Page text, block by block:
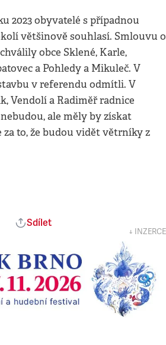
2023 obyvatelé s případnou
většinově souhlasí. Smlouvu o
obce Sklené, Karle,
a Pohledy a Mikuleč. V
v referendu odmítli. V
Vendolí a Radiměř radnice
ale měly by získat
to, že budou vidět větrníky z
Sdílet
↓ INZERCE